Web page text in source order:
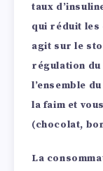
taux
qui réduit les
agit sur le
régulation du
l’ensemble
la faim et
(chocolat,
La